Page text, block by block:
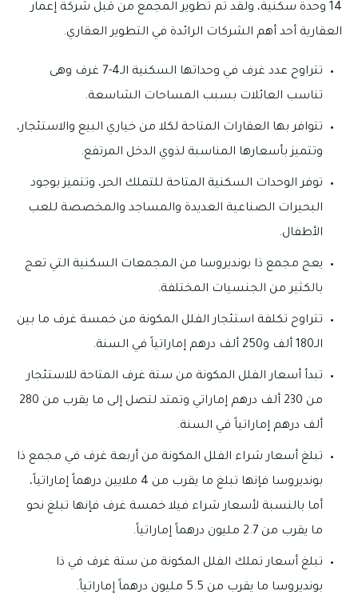
14 وحدة سكنية، ولقد تم تطوير المجمع من قبل شركة إعمار
العقارية أحد أهم الشركات الرائدة في التطوير العقاري.
تتراوح عدد غرف في وحداتها السكنية الـ4-7 غرف وهى
تناسب العائلات بسبب المساحات الشاسعة.
تتوافر بها العقارات المتاحة لكلا من خياري البيع والاستئجار،
وتتميز بأسعارها المناسبة لذوي الدخل المرتفع.
توفر الوحدات السكنية المتاحة للتملك الحر، وتتميز بوجود
البحيرات الصناعية العديدة والمساجد والمخصصة للعب
الأطفال.
يعج مجمع ذا بونديروسا من المجمعات السكنية التي تعج
بالكثير من الجنسيات المختلفة.
تتراوح تكلفة استئجار الفلل المكونة من خمسة غرف ما بين
الـ180 ألف و250 ألف درهم إماراتياً في السنة.
تبدأ أسعار الفلل المكونة من ستة غرف المتاحة للاستئجار
من 230 ألف درهم إماراتي وتمتد لتصل إلى ما يقرب من 280
ألف درهم إماراتياً في السنة.
تبلغ أسعار شراء الفلل المكونة من أربعة غرف في مجمع ذا
بونديروسا فإنها تبلغ ما يقرب من 4 ملايين درهماً إماراتياً،
أما بالنسبة لأسعار شراء فيلا خمسة غرف فإنها تبلغ نحو
ما يقرب من 2.7 مليون درهماً إماراتياً.
تبلغ أسعار تملك الفلل المكونة من ستة غرف في ذا
بونديروسا ما يقرب من 5.5 مليون درهماً إماراتياً.